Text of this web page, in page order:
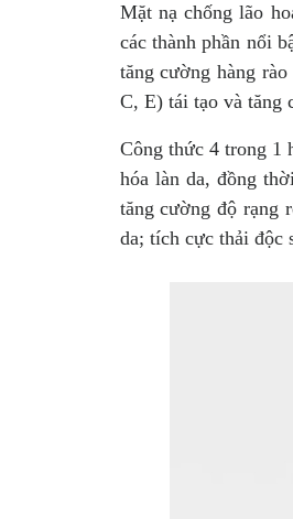
Mặt nạ chống lão
các thành phần nổi
tăng cường hàng
C, E) tái tạo và tăng
Công thức 4 trong 1
hóa làn da, đồng
tăng cường độ rạng
da; tích cực thải độc